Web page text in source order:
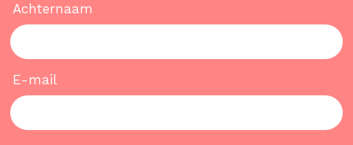
Achternaam
E-mail